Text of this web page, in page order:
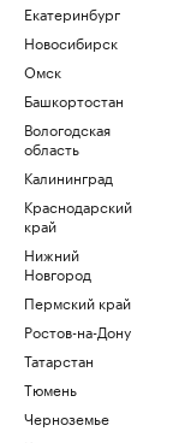
Екатеринбург
Новосибирск
Омск
Башкортостан
Вологодская
область
Калининград
Краснодарский
край
Нижний
Новгород
Пермский край
Ростов-на-Дону
Татарстан
Тюмень
Черноземье